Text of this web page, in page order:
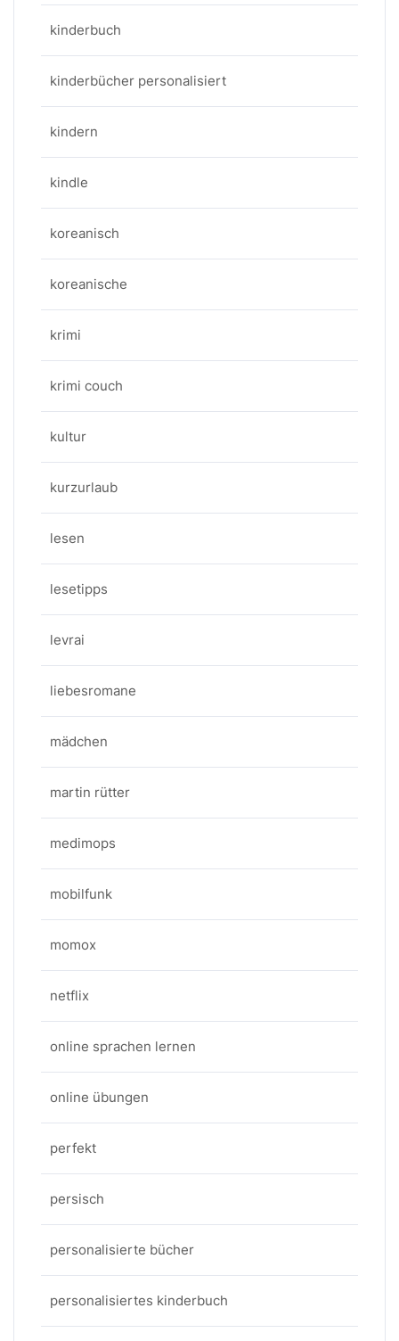
kinderbuch
kinderbücher personalisiert
kindern
kindle
koreanisch
koreanische
krimi
krimi couch
kultur
kurzurlaub
lesen
lesetipps
levrai
liebesromane
mädchen
martin rütter
medimops
mobilfunk
momox
netflix
online sprachen lernen
online übungen
perfekt
persisch
personalisierte bücher
personalisiertes kinderbuch